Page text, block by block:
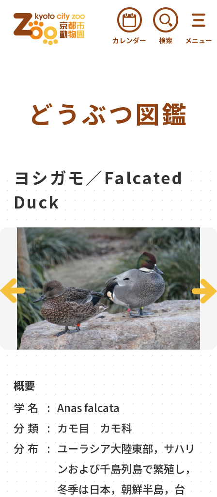
カレンダー 検索 メニュー
どうぶつ図鑑
ヨシガモ／Falcated
Duck
概要
学名
Anas falcata
分類
カモ目 カモ科
分布
ユーラシア大陸東部，サハリ
ンおよび千島列島で繁殖し，
冬季は日本，朝鮮半島，台